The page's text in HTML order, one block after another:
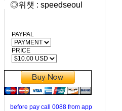
◎위챗 : speedseoul
PAYPAL
PRICE
before pay call 0088 from app